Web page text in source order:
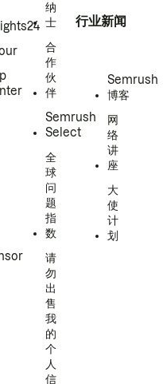
纳
士
合
作
伙
伴
Semrush
Select
全
球
问
题
指
数
请
勿
出
售
我
的
个
人
信
行业新闻
Semrush
博客
网
络
讲
座
大
使
计
划